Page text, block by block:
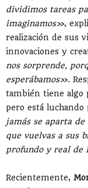
dividimos tareas
imaginamos»,
realización de sus
innovaciones y
nos sorprende,
esperábamos».
también tiene algo
pero está luchando
jamás se aparta
que vuelvas a sus
profundo y real de
Recientemente,